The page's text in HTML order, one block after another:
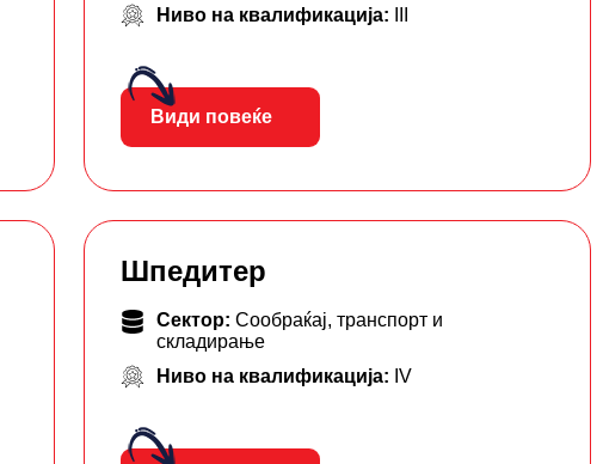
Ниво на квалификација:
Види повеќе
Шпедитер
Сектор: Сообраќај, транспорт и
складирање
Ниво на квалификација: IV